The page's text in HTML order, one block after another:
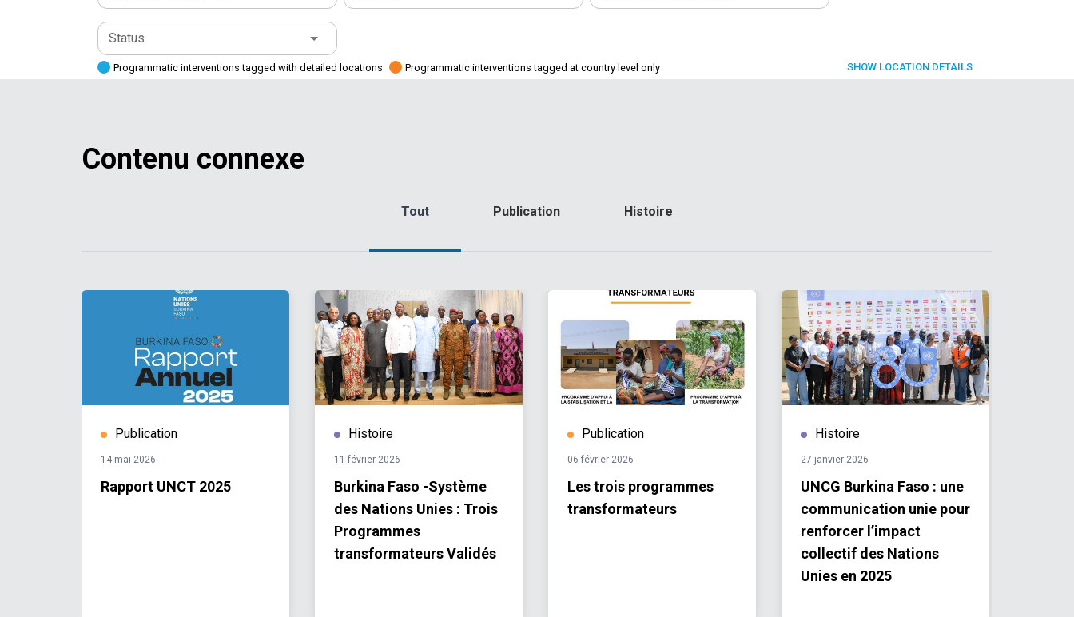
Status
Programmatic interventions tagged with detailed locations Programmatic interventions tagged at country level only SHOW LOCATION DETAILS
Contenu connexe
Tout Publication Histoire
Publication
14 mai 2026
Rapport UNCT 2025
Histoire
11 février 2026
Burkina Faso -Système
des Nations Unies : Trois
Programmes
transformateurs Validés
Publication
06 février 2026
Les trois programmes
transformateurs
Histoire
27 janvier 2026
UNCG Burkina Faso : une
communication unie pour
renforcer l’impact
collectif des Nations
Unies en 2025